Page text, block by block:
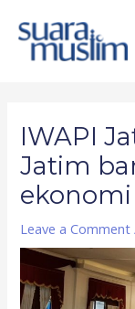
content
IWAPI
Jatim
ekonomi
Leave a Comment